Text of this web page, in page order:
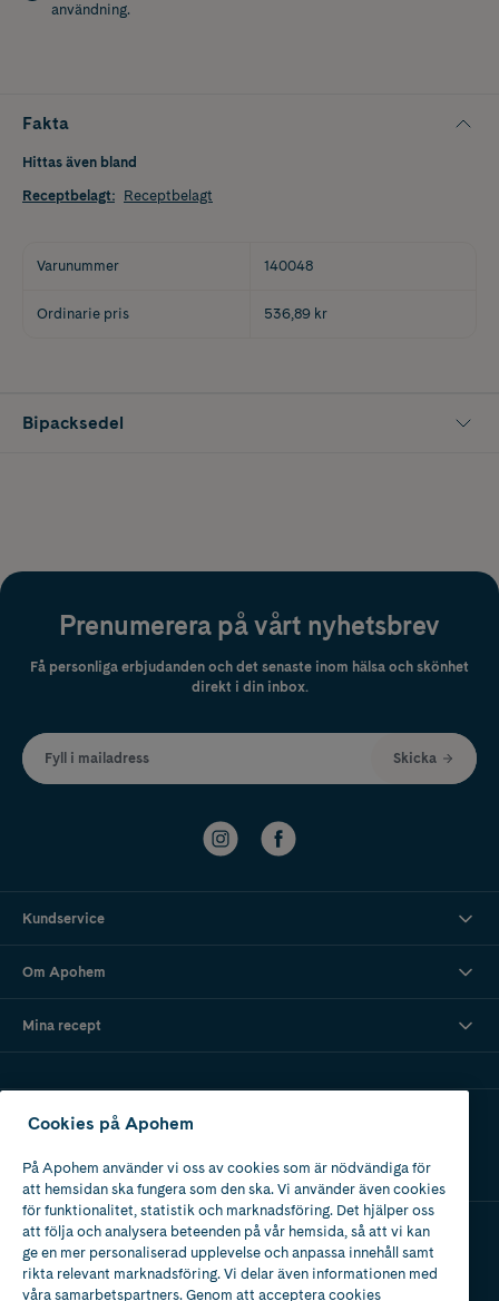
användning.
Fakta
Hittas även bland
Receptbelagt: Receptbelagt
Varunummer 140048
Ordinarie pris 536,89 kr
Bipacksedel
Prenumerera på vårt nyhetsbrev
Få personliga erbjudanden och det senaste inom hälsa och skönhet
direkt i din inbox.
Fyll i mailadress Skicka
Kundservice
Om Apohem
Mina recept
Ladda ner vår app
Apotek med tillstånd
av Läkemedelsverket
Cookies på Apohem
På Apohem använder vi oss av cookies som är nödvändiga för
att hemsidan ska fungera som den ska. Vi använder även cookies
för funktionalitet, statistik och marknadsföring. Det hjälper oss
att följa och analysera beteenden på vår hemsida, så att vi kan
ge en mer personaliserad upplevelse och anpassa innehåll samt
rikta relevant marknadsföring. Vi delar även informationen med
våra samarbetspartners. Genom att acceptera cookies